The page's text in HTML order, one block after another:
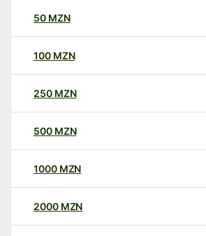
50 MZN
100 MZN
250 MZN
500 MZN
1000 MZN
2000 MZN